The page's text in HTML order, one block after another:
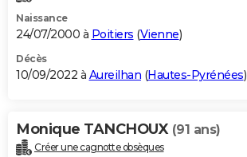
Naissance
24/07/2000 à Poitiers (Vienne)
Décès
10/09/2022 à Aureilhan (Hautes-Pyrénées)
Monique TANCHOUX (91 ans)
Créer une cagnotte obsèques